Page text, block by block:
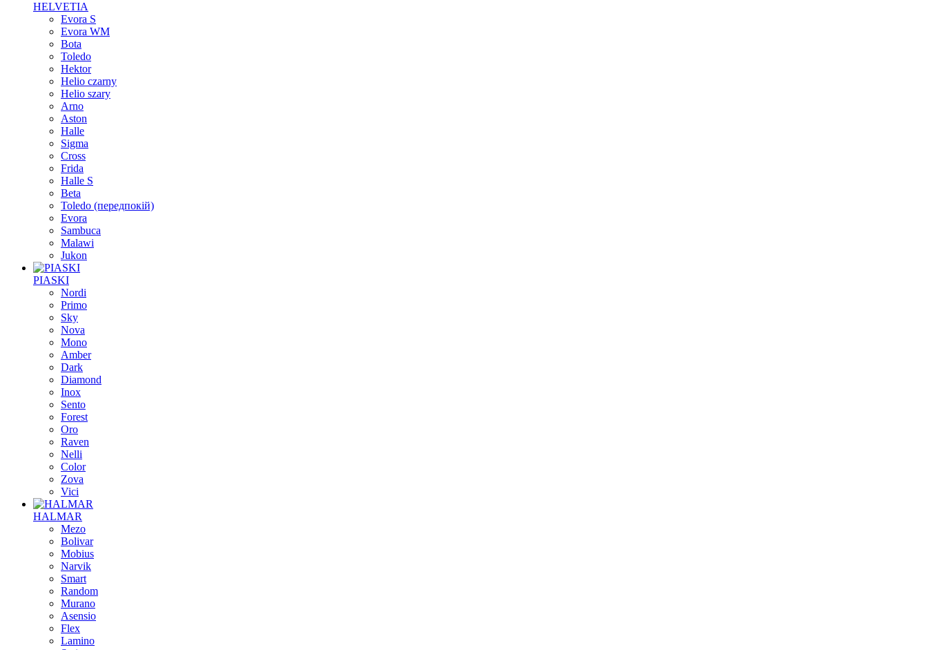
HELVETIA
Evora S
Evora WM
Bota
Toledo
Hektor
Helio czarny
Helio szary
Arno
Aston
Halle
Sigma
Cross
Frida
Halle S
Beta
Toledo (передпокій)
Evora
Sambuca
Malawi
Jukon
PIASKI
Nordi
Primo
Sky
Nova
Mono
Amber
Dark
Diamond
Inox
Sento
Forest
Oro
Raven
Nelli
Color
Zova
Vici
HALMAR
Mezo
Bolivar
Mobius
Narvik
Smart
Random
Murano
Asensio
Flex
Lamino